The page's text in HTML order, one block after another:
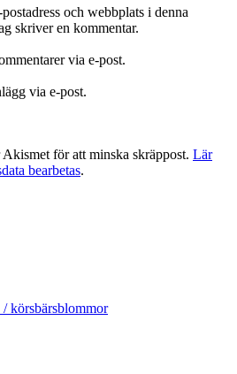
och webbplats i denna
skriver en kommentar.
via e-post.
via e-post.
för att minska skräppost. Lär
bearbetas.
körsbärsblommor